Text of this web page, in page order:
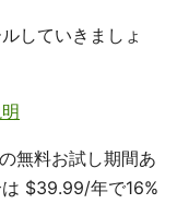
していきましょ
の無料お試し期間あ
$39.99/年で16%